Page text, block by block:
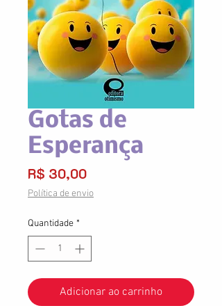
Gotas de
Esperança
R$ 30,00Preço
Política de envio
Quantidade *
Adicionar ao carrinho